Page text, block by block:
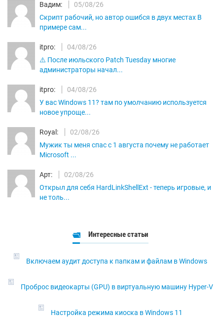
Вадим:
05/08/26
Скрипт рабочий, но автор ошибся в двух местах В
примере сам...
itpro:
04/08/26
⚠️ После июльского Patch Tuesday многие
администраторы начал...
itpro:
04/08/26
У вас Windows 11? там по умолчанию используется
новое упроще...
Royal:
02/08/26
Мужик ты меня спас с 1 августа почему не работает
Microsoft ...
Арт:
02/08/26
Открыл для себя HardLinkShellExt - теперь игровые, и
не толь...
Интересные статьи
Включаем аудит доступа к папкам и файлам в Windows
Проброс видеокарты (GPU) в виртуальную машину Hyper-V
Настройка режима киоска в Windows 11